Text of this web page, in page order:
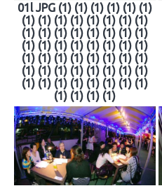
01l JPG (1) (1) (1) (1) (1) (1)
(1) (1) (1) (1) (1) (1) (1) (1)
(1) (1) (1) (1) (1) (1) (1) (1)
(1) (1) (1) (1) (1) (1) (1) (1)
(1) (1) (1) (1) (1) (1) (1) (1)
(1) (1) (1) (1) (1) (1) (1) (1)
(1) (1) (1) (1) (1) (1) (1) (1)
(1) (1) (1) (1)